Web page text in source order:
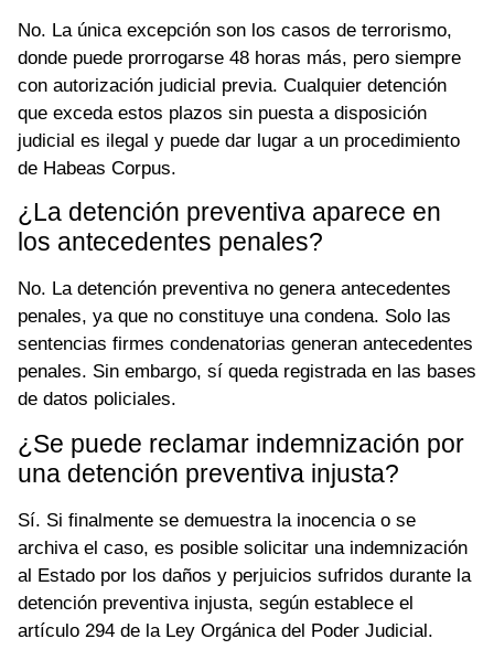
No. La única excepción son los casos de terrorismo,
donde puede prorrogarse 48 horas más, pero siempre
con autorización judicial previa. Cualquier detención
que exceda estos plazos sin puesta a disposición
judicial es ilegal y puede dar lugar a un procedimiento
de Habeas Corpus.
¿La detención preventiva aparece en
los antecedentes penales?
No. La detención preventiva no genera antecedentes
penales, ya que no constituye una condena. Solo las
sentencias firmes condenatorias generan antecedentes
penales. Sin embargo, sí queda registrada en las bases
de datos policiales.
¿Se puede reclamar indemnización por
una detención preventiva injusta?
Sí. Si finalmente se demuestra la inocencia o se
archiva el caso, es posible solicitar una indemnización
al Estado por los daños y perjuicios sufridos durante la
detención preventiva injusta, según establece el
artículo 294 de la Ley Orgánica del Poder Judicial.